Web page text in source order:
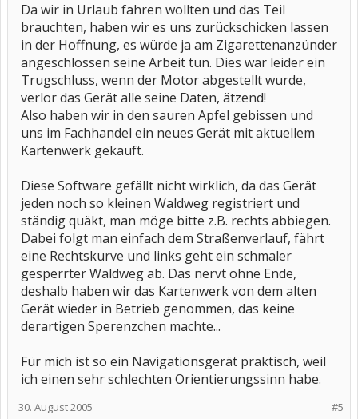
Da wir in Urlaub fahren wollten und das Teil
brauchten, haben wir es uns zurückschicken lassen
in der Hoffnung, es würde ja am Zigarettenanzünder
angeschlossen seine Arbeit tun. Dies war leider ein
Trugschluss, wenn der Motor abgestellt wurde,
verlor das Gerät alle seine Daten, ätzend!
Also haben wir in den sauren Apfel gebissen und
uns im Fachhandel ein neues Gerät mit aktuellem
Kartenwerk gekauft.
Diese Software gefällt nicht wirklich, da das Gerät
jeden noch so kleinen Waldweg registriert und
ständig quäkt, man möge bitte z.B. rechts abbiegen.
Dabei folgt man einfach dem Straßenverlauf, fährt
eine Rechtskurve und links geht ein schmaler
gesperrter Waldweg ab. Das nervt ohne Ende,
deshalb haben wir das Kartenwerk von dem alten
Gerät wieder in Betrieb genommen, das keine
derartigen Sperenzchen machte...
Für mich ist so ein Navigationsgerät praktisch, weil
ich einen sehr schlechten Orientierungssinn habe.
#5
30. August 2005